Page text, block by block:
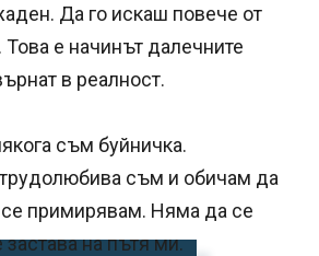
Да го искаш повече от
Това е начинът далечните
в реалност.
съм буйничка.
съм и обичам да
примирявам. Няма да се
на пътя ми.